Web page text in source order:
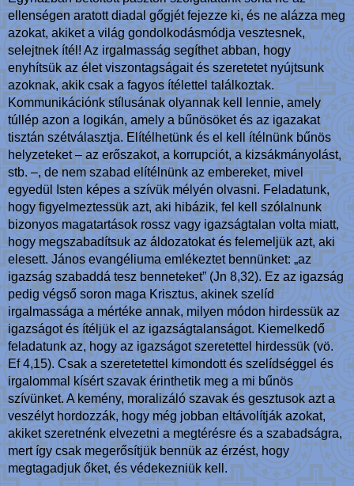
ellenségen aratott diadal gőgjét fejezze ki, és ne alázza meg
azokat, akiket a világ gondolkodásmódja vesztesnek,
selejtnek ítél! Az irgalmasság segíthet abban, hogy
enyhítsük az élet viszontagságait és szeretetet nyújtsunk
azoknak, akik csak a fagyos ítélettel találkoztak.
Kommunikációnk stílusának olyannak kell lennie, amely
túllép azon a logikán, amely a bűnösöket és az igazakat
tisztán szétválasztja. Elítélhetünk és el kell ítélnünk bűnös
helyzeteket – az erőszakot, a korrupciót, a kizsákmányolást,
stb. –, de nem szabad elítélnünk az embereket, mivel
egyedül Isten képes a szívük mélyén olvasni. Feladatunk,
hogy figyelmeztessük azt, aki hibázik, fel kell szólalnunk
bizonyos magatartások rossz vagy igazságtalan volta miatt,
hogy megszabadítsuk az áldozatokat és felemeljük azt, aki
elesett. János evangéliuma emlékeztet bennünket: „az
igazság szabaddá tesz benneteket” (Jn 8,32). Ez az igazság
pedig végső soron maga Krisztus, akinek szelíd
irgalmassága a mértéke annak, milyen módon hirdessük az
igazságot és ítéljük el az igazságtalanságot. Kiemelkedő
feladatunk az, hogy az igazságot szeretettel hirdessük (vö.
Ef 4,15). Csak a szeretetettel kimondott és szelídséggel és
irgalommal kísért szavak érinthetik meg a mi bűnös
szívünket. A kemény, moralizáló szavak és gesztusok azt a
veszélyt hordozzák, hogy még jobban eltávolítják azokat,
akiket szeretnénk elvezetni a megtérésre és a szabadságra,
mert így csak megerősítjük bennük az érzést, hogy
megtagadjuk őket, és védekezniük kell.